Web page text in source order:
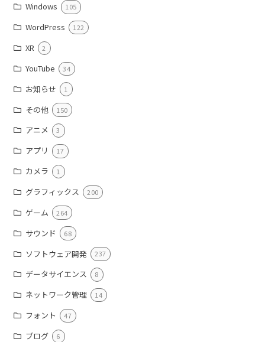
Windows 105
WordPress 122
XR 2
YouTube 34
お知らせ 1
その他 150
アニメ 3
アプリ 17
カメラ 1
グラフィックス 200
ゲーム 264
サウンド 68
ソフトウェア開発 237
データサイエンス 8
ネットワーク管理 14
フォント 47
ブログ 6